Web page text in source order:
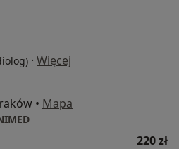
· Więcej
• Mapa
220 zł